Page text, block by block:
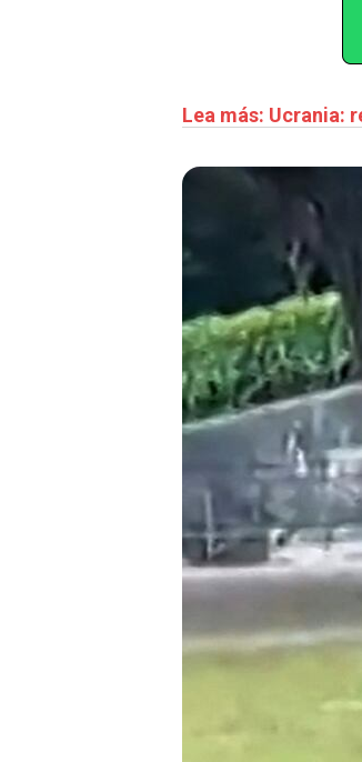
Lea más: Ucrania: